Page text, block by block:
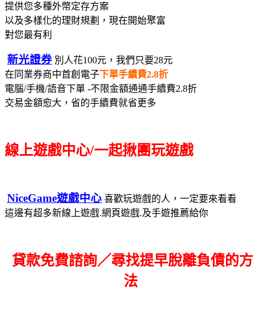
提供您多種外幣定存方案
以及多樣化的理財規劃，現在開始聚富
對您最有利
新光證券 別人花100元，我們只要28元
在同業券商中首創電子下單手續費2.8折
電腦/手機/語音下單 -不限金額通通手續費2.8折
交易金額愈大，省的手續費就省更多
線上遊戲中心/一起揪團玩遊戲
NiceGame遊戲中心 喜歡玩遊戲的人，一定要來看看
這邊有超多新線上遊戲.網頁遊戲.及手遊推薦給你
貸款免費諮詢／尋找提早脫離負債的方
法